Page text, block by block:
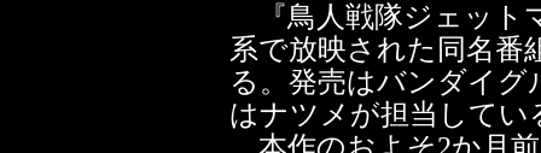
『鳥人戦隊ジェット
系で放映された同名番
る。発売はバンダイ
はナツメが担当してい